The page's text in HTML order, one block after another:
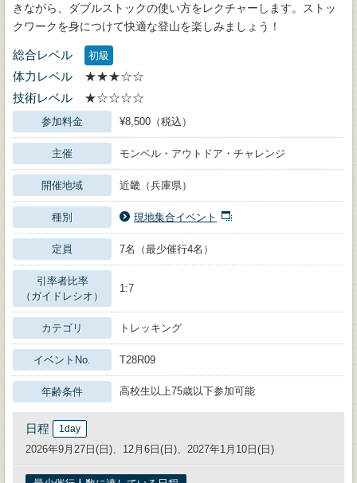
きながら、ダブルストックの使い方をレクチャーします。ストッ
クワークを身につけて快適な登山を楽しみましょう！
総合レベル 初級
体力レベル
★★★☆☆
技術レベル
★☆☆☆☆
参加料金 ¥8,500（税込）
主催 モンベル・アウトドア・チャレンジ
開催地域 近畿（兵庫県）
種別 現地集合イベント
定員 7名（最少催行4名）
引率者比率
（ガイドレシオ）
1:7
カテゴリ トレッキング
イベントNo. T28R09
年齢条件 高校生以上75歳以下参加可能
日程 1day
2026年9月27日(日)、12月6日(日)、2027年1月10日(日)